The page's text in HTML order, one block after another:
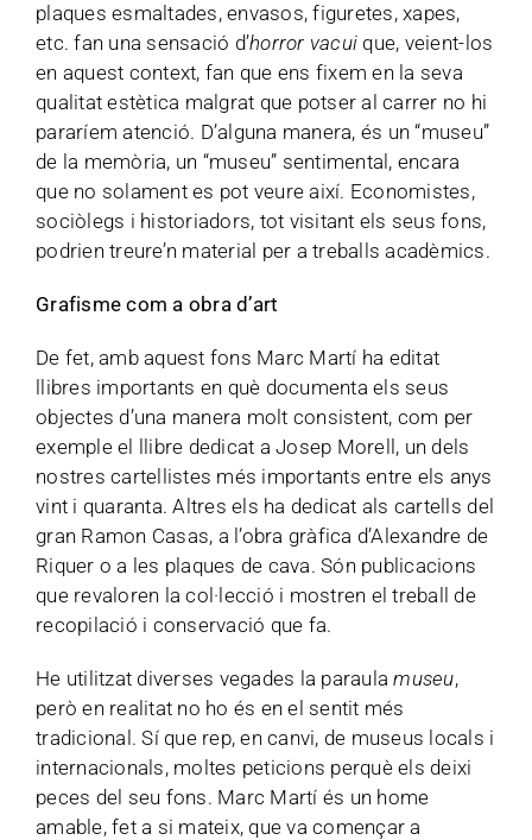
plaques esmaltades, envasos, figuretes, xapes,
etc. fan una sensació d’horror vacui que, veient-los
en aquest context, fan que ens fixem en la seva
qualitat estètica malgrat que potser al carrer no hi
pararíem atenció. D’alguna manera, és un “museu”
de la memòria, un “museu” sentimental, encara
que no solament es pot veure així. Economistes,
sociòlegs i historiadors, tot visitant els seus fons,
podrien treure’n material per a treballs acadèmics.
Grafisme com a obra d’art
De fet, amb aquest fons Marc Martí ha editat
llibres importants en què documenta els seus
objectes d’una manera molt consistent, com per
exemple el llibre dedicat a Josep Morell, un dels
nostres cartellistes més importants entre els anys
vint i quaranta. Altres els ha dedicat als cartells del
gran Ramon Casas, a l’obra gràfica d’Alexandre de
Riquer o a les plaques de cava. Són publicacions
que revaloren la col·lecció i mostren el treball de
recopilació i conservació que fa.
He utilitzat diverses vegades la paraulamuseu,
però en realitat no ho és en el sentit més
tradicional. Sí que rep, en canvi, de museus locals i
internacionals, moltes peticions perquè els deixi
peces del seu fons. Marc Martí és un home
amable, fet a si mateix, que va començar a